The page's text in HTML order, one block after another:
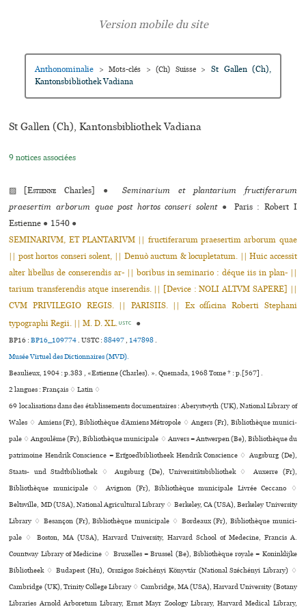
Anthonominalie > Mots-clés > (Ch) Suisse >
St Gallen (Ch),
Kantonsbibliothek Vadiana
St Gallen (Ch), Kantonsbibliothek Vadiana
9 notices associées
▨ [Estienne Charles] ●
Seminarium et plantarium fructiferarum
praesertim arborum quae post hortos conseri solent ●
Paris : Robert I
Estienne ● 1540 ●
SEMINARIVM, ET PLANTARIVM || fructiferarum praesertim arborum quae
|| post hortos conseri solent, || Denuò auctum & locupletatum. || Huic accessit
alter libellus de conserendis ar- || boribus in seminario : déque iis in plan- ||
tarium transferendis atque inserendis. || [Device : NOLI ALTVM SAPERE] ||
CVM PRIVILEGIO REGIS. || PARISIIS. || Ex officina Roberti Stephani
typographi Regii. || M. D. XL. USTC ●
BP16 :BP16_109774.USTC :88497, 147898.
Musée Virtuel des Dictionnaires (MVD).
Beaulieux, 1904 : p.383 , «Estienne (Charles). ». Quemada, 1968 Tome * : p.[567] .
2 langues :Français ♢Latin ♢
69 localisations dans des établissements documentaires : Aberystwyth (UK), National Library of
Wales ♢ Amiens (Fr), Bibliothèque d’Amiens Métropole ♢ Angers (Fr), Bibliothèque muni­ci­
pale ♢ Angoulême (Fr), Bibliothèque muni­ci­pale ♢ Anvers = Antwerpen (Be), Bibliothèque du
patrimoine Hendrik Conscience = Erfgoedbibliotheek Hendrik Conscience ♢ Augsburg (De),
Staats- und Stadtbibliothek ♢ Augsburg (De), Universitätsbibliothek ♢ Auxerre (Fr),
Bibliothèque muni­ci­pale ♢ Avignon (Fr), Bibliothèque muni­ci­pale Livrée Ceccano ♢
Beltsville, MD (USA), National Agricultural Library ♢ Berkeley, CA (USA), Berkeley University
Library ♢ Besançon (Fr), Bibliothèque muni­ci­pale ♢ Bordeaux (Fr), Bibliothèque muni­ci­
pale ♢ Boston, MA (USA), Harvard University, Harvard School of Medecine, Francis A.
Countway Library of Medicine ♢ Bruxelles = Brussel (Be), Bibliothèque royale = Koninklijke
Bibliotheek ♢ Budapest (Hu), Országos Széchényi Könyvtár (National Széchényi Library) ♢
Cambridge (UK), Trinity College Library ♢ Cambridge, MA (USA), Harvard University (Botany
Libraries Arnold Arboretum Library, Ernst Mayr Zoology Library, Harvard Medical Library,